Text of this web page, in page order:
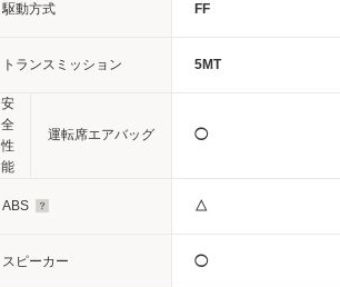
駆動方式
トランスミッション
安
全
性
能
運転席エアバッグ
ABS
スピーカー
FF
5MT
◯
△
◯